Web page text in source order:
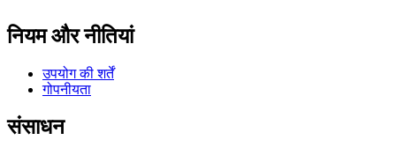
नियम और नीतियां
उपयोग की शर्तें
गोपनीयता
संसाधन